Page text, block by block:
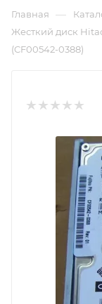
Главная —
Жесткий диск
(CF00542-0388)